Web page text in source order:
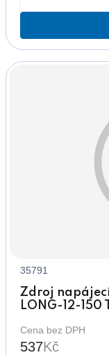
35791
Zdroj
LONG-12-150
Cena bez DPH
537Kč